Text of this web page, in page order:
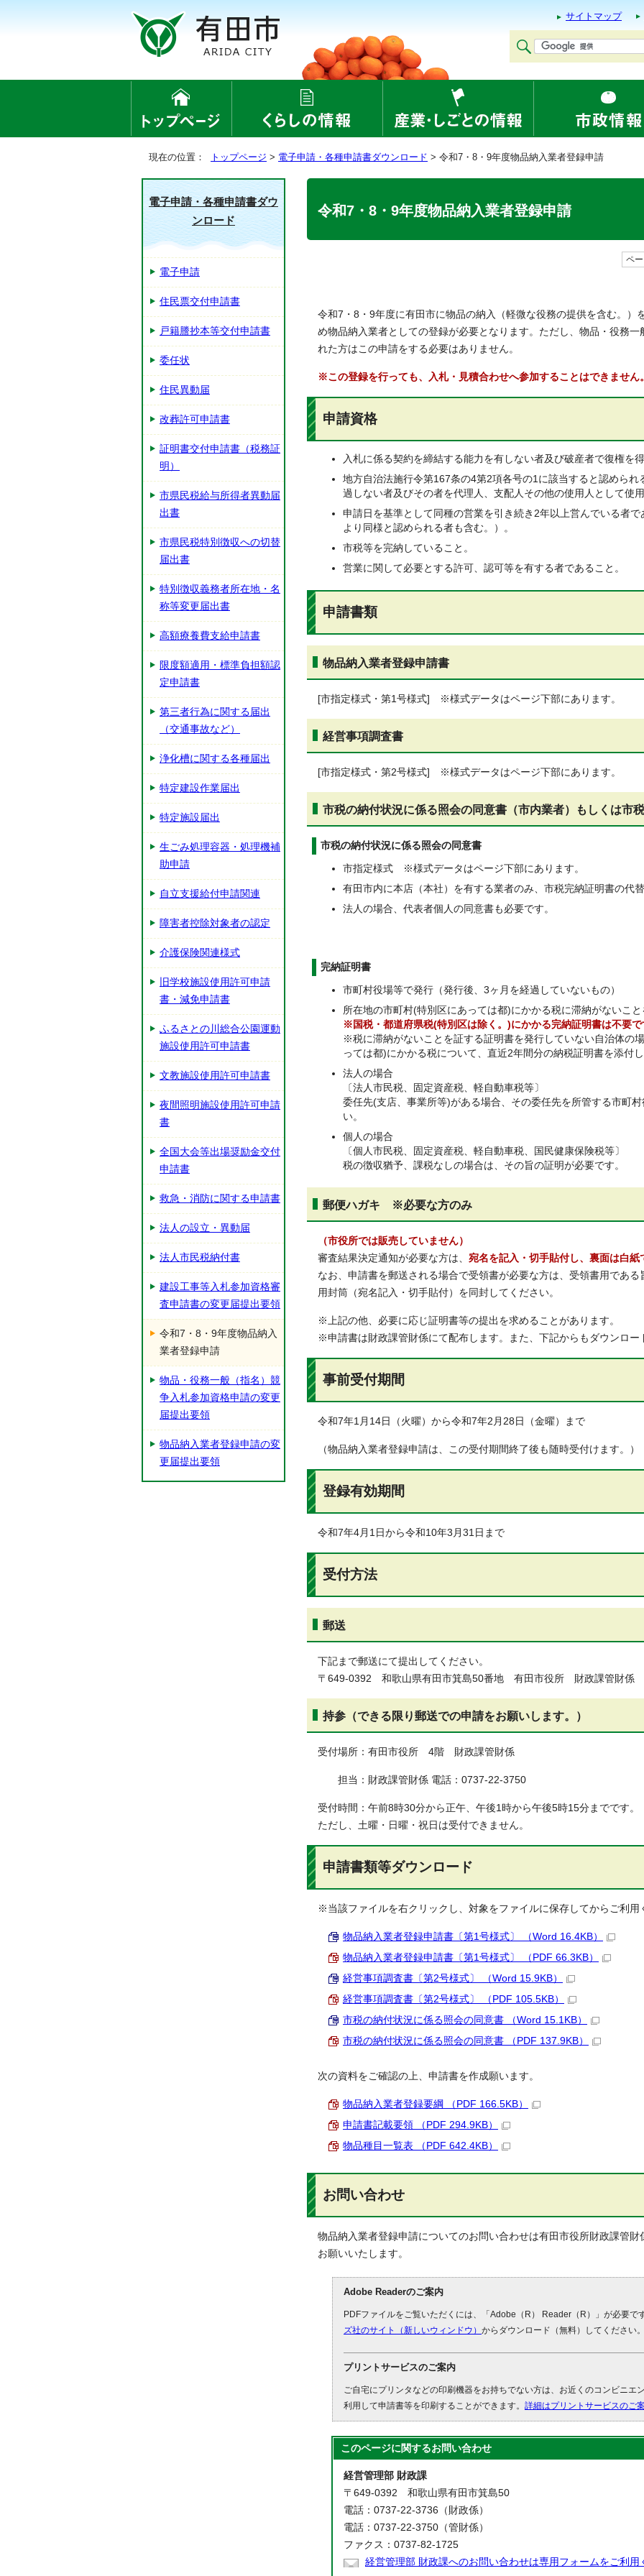
サイトマップ
現在の位置： トップページ > 電子申請・各種申請書ダウンロード > 令和7・8・9年度物品納入業者登録申請
令和7・8・9年度物品納入業者登録申請
ペ
令和7・8・9年度に有田市に物品の納入（軽微な役務の提供を含む。）
め物品納入業者としての登録が必要となります。ただし、物品・役務一
れた方はこの申請をする必要はありません。
※この登録を行っても、入札・見積合わせへ参加することはできません。
申請資格
入札に係る契約を締結する能力を有しない者及び破産者で復権を
地方自治法施行令第167条の4第2項各号の1に該当すると認められ
過しない者及びその者を代理人、支配人その他の使用人として使
申請日を基準として同種の営業を引き続き2年以上営んでいる者
より同様と認められる者も含む。）。
市税等を完納していること。
営業に関して必要とする許可、認可等を有する者であること。
申請書類
物品納入業者登録申請書
[市指定様式・第1号様式] ※様式データはページ下部にあります。
経営事項調査書
[市指定様式・第2号様式] ※様式データはページ下部にあります。
市税の納付状況に係る照会の同意書（市内業者）もしくは市
市税の納付状況に係る照会の同意書
市指定様式 ※様式データはページ下部にあります。
有田市内に本店（本社）を有する業者のみ、市税完納証明書の代
法人の場合、代表者個人の同意書も必要です。
完納証明書
市町村役場等で発行（発行後、3ヶ月を経過していないもの）
所在地の市町村(特別区にあっては都)にかかる税に滞納がないこ
※国税・都道府県税(特別区は除く。)にかかる完納証明書は不要で
※税に滞納がないことを証する証明書を発行していない自治体の
っては都)にかかる税について、直近2年間分の納税証明書を添付し
法人の場合
〔法人市民税、固定資産税、軽自動車税等〕
委任先(支店、事業所等)がある場合、その委任先を所管する市町
い。
個人の場合
〔個人市民税、固定資産税、軽自動車税、国民健康保険税等〕
税の徴収猶予、課税なしの場合は、その旨の証明が必要です。
郵便ハガキ ※必要な方のみ
（市役所では販売していません）
審査結果決定通知が必要な方は、 宛名を記入・切手貼付し、裏面は白紙
なお、申請書を郵送される場合で受領書が必要な方は、受領書用であ
用封筒（宛名記入・切手貼付）を同封してください。
※上記の他、必要に応じ証明書等の提出を求めることがあります。
※申請書は財政課管財係にて配布します。また、下記からもダウンロー
事前受付期間
令和7年1月14日（火曜）から令和7年2月28日（金曜）まで
（物品納入業者登録申請は、この受付期間終了後も随時受付けます。）
登録有効期間
令和7年4月1日から令和10年3月31日まで
受付方法
郵送
下記まで郵送にて提出してください。
〒649-0392 和歌山県有田市箕島50番地 有田市役所 財政課管財係
持参（できる限り郵送での申請をお願いします。）
受付場所：有田市役所 4階 財政課管財係
担当：財政課管財係 電話：0737-22-3750
受付時間：午前8時30分から正午、午後1時から午後5時15分までです。
ただし、土曜・日曜・祝日は受付できません。
申請書類等ダウンロード
※当該ファイルを右クリックし、対象をファイルに保存してからご利用
物品納入業者登録申請書〔第1号様式〕 （Word 16.4KB）
物品納入業者登録申請書〔第1号様式〕 （PDF 66.3KB）
経営事項調査書〔第2号様式〕 （Word 15.9KB）
経営事項調査書〔第2号様式〕 （PDF 105.5KB）
市税の納付状況に係る照会の同意書 （Word 15.1KB）
市税の納付状況に係る照会の同意書 （PDF 137.9KB）
次の資料をご確認の上、申請書を作成願います。
物品納入業者登録要綱 （PDF 166.5KB）
申請書記載要領 （PDF 294.9KB）
物品種目一覧表 （PDF 642.4KB）
お問い合わせ
物品納入業者登録申請についてのお問い合わせは有田市役所財政課管
お願いいたします。
Adobe Readerのご案内
PDFファイルをご覧いただくには、「Adobe（R） Reader（R）」が必要で
ズ社のサイト（新しいウィンドウ） からダウンロード（無料）してください。
プリントサービスのご案内
ご自宅にプリンタなどの印刷機器をお持ちでない方は、お近くのコンビニエ
利用して申請書等を印刷することができます。 詳細はプリントサービスのご
このページに関するお問い合わせ
経営管理部 財政課
〒649-0392 和歌山県有田市箕島50
電話：0737-22-3736（財政係）
電話：0737-22-3750（管財係）
ファクス：0737-82-1725
経営管理部 財政課へのお問い合わせは専用フォームをご利用
電子申請・各種申請書ダウ
ンロード
電子申請
住民票交付申請書
戸籍謄抄本等交付申請書
委任状
住民異動届
改葬許可申請書
証明書交付申請書（税務証
明）
市県民税給与所得者異動届
出書
市県民税特別徴収への切替
届出書
特別徴収義務者所在地・名
称等変更届出書
高額療養費支給申請書
限度額適用・標準負担額認
定申請書
第三者行為に関する届出
（交通事故など）
浄化槽に関する各種届出
特定建設作業届出
特定施設届出
生ごみ処理容器・処理機補
助申請
自立支援給付申請関連
障害者控除対象者の認定
介護保険関連様式
旧学校施設使用許可申請
書・減免申請書
ふるさとの川総合公園運動
施設使用許可申請書
文教施設使用許可申請書
夜間照明施設使用許可申請
書
全国大会等出場奨励金交付
申請書
救急・消防に関する申請書
法人の設立・異動届
法人市民税納付書
建設工事等入札参加資格審
査申請書の変更届提出要領
令和7・8・9年度物品納入
業者登録申請
物品・役務一般（指名）競
争入札参加資格申請の変更
届提出要領
物品納入業者登録申請の変
更届提出要領